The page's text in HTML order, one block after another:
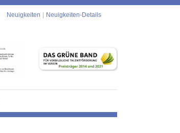
Neuigkeiten Neuigkeiten-Details